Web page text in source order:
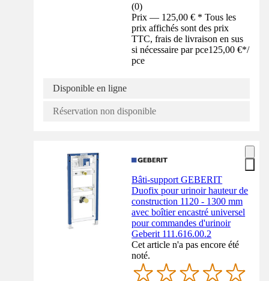
(0)
Prix — 125,00 € * Tous les
prix affichés sont des prix
TTC, frais de livraison en sus
si nécessaire par pce125,00 €*/
pce
Disponible en ligne
Réservation non disponible
Bâti-support GEBERIT
Duofix pour urinoir hauteur de
construction 1120 - 1300 mm
avec boîtier encastré universel
pour commandes d'urinoir
Geberit 111.616.00.2
Cet article n'a pas encore été
noté.